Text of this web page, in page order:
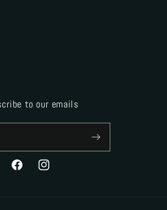
to our emails
FacebookInstagram